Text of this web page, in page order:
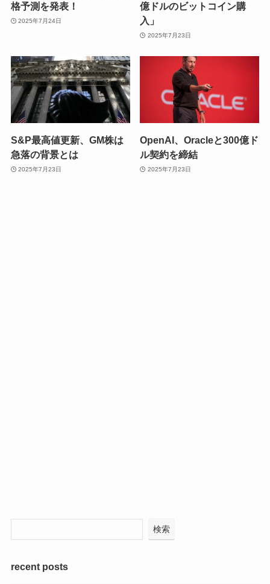
格予測を発表！
2025年7月24日
億ドルのビットコイン購
入」
2025年7月23日
S&P最高値更新、GM株は
急落の背景とは
2025年7月23日
OpenAI、Oracleと300億ド
ル契約を締結
2025年7月23日
検索
recent posts